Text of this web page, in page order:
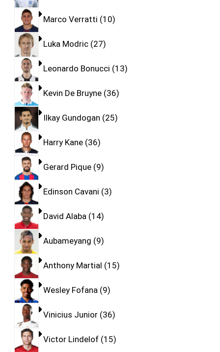
Marco Verratti 10
Luka Modric 27
Leonardo Bonucci 13
Kevin De Bruyne 36
Ilkay Gundogan 25
Harry Kane 36
Gerard Pique 9
Edinson Cavani 3
David Alaba 14
Aubameyang 9
Anthony Martial 15
Wesley Fofana 9
Vinicius Junior 36
Victor Lindelof 15